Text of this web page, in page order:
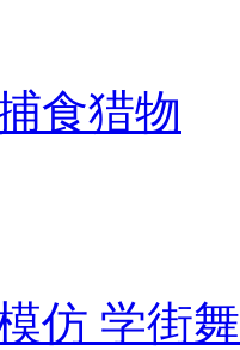
食猎物
仿 学街